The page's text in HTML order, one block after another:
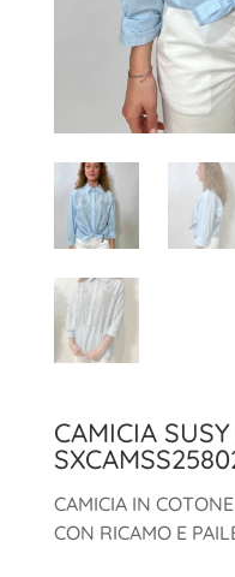
CAMICIA
CAMICIA IN
CON RICAMO E